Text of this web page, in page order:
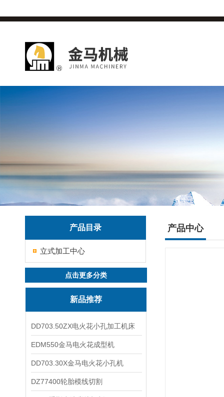
产品目录
立式加工中心
点击更多分类
新品推荐
DD703.50ZX电火花小孔加工机床
EDM550金马电火花成型机
DD703.30X金马电火花小孔机
DZ77400轮胎模线切割
产品中心